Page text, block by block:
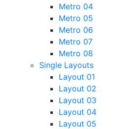
Metro 04
Metro 05
Metro 06
Metro 07
Metro 08
Single Layouts
Layout 01
Layout 02
Layout 03
Layout 04
Layout 05